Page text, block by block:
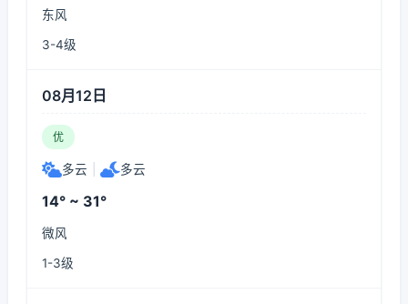
东风
3-4级
08月12日
优
多云 多云
14° ~ 31°
微风
1-3级